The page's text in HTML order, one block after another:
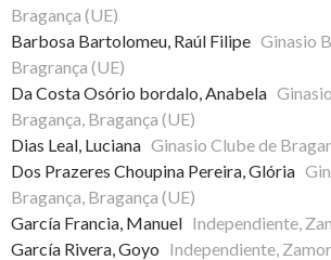
Bragança (UE)
Barbosa Bartolomeu, Raúl Filipe Ginasio
Bragrança (UE)
Da Costa Osório bordalo, Anabela
Bragança, Bragança (UE)
Dias Leal, Luciana Ginasio Clube de
Dos Prazeres Choupina Pereira, Glória
Bragança, Bragança (UE)
García Francia, Manuel Independiente,
García Rivera, Goyo Independiente,